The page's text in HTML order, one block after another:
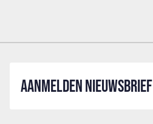
AANMELDEN NIEUWSBRIEF